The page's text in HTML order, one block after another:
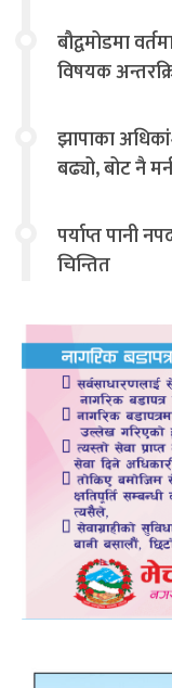
बौद्वमोडमा वर्तमान कृषिका समस्या र समाधान
विषयक
झापाका
बढ्यो, बोट नै
पर्याप्त पानी
चिन्तित